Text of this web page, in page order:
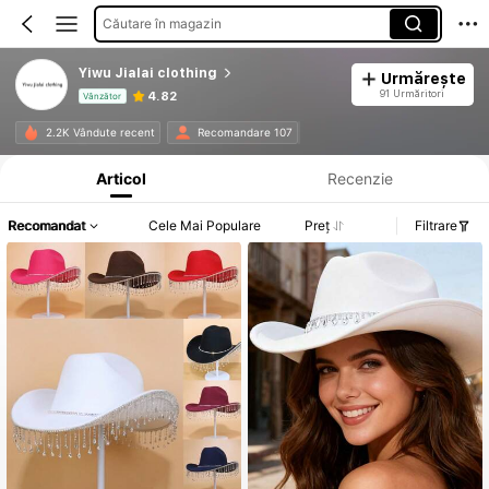
Căutare în magazin
Yiwu Jialai clothing
Vânzător 4.82
Urmărește
91 Urmăritori
2.2K Vândute recent Recomandare 107
Informații despre produs: Divulgarea prețului, detalii privind vânzările și stocul.
Articol Recenzie
Recomandat Cele Mai Populare Preț Filtrare